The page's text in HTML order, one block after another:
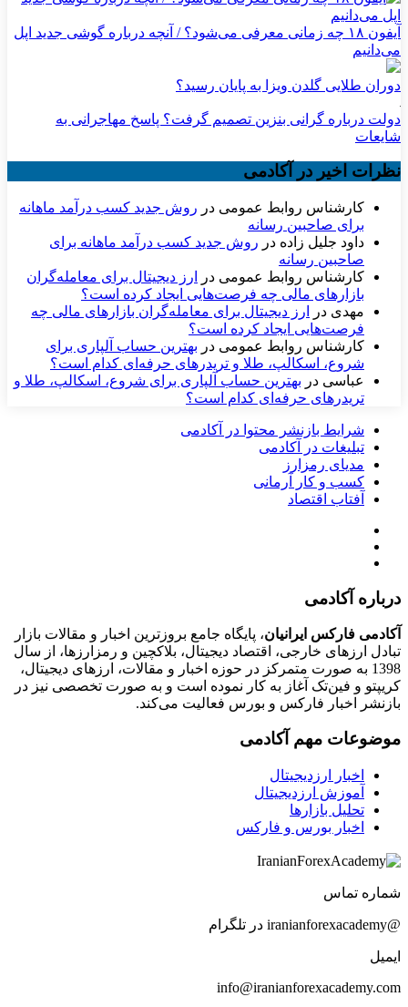
آیفون ۱۸ چه زمانی معرفی می‌شود؟ / آنچه درباره گوشی جدید اپل
می‌دانیم
دوران طلایی گلدن ویزا به پایان رسید؟
دولت درباره گرانی بنزین تصمیم گرفت؟ پاسخ مهاجرانی به
شایعات
نظرات اخیر در آکادمی
کارشناس روابط عمومی در روش جدید کسب درآمد ماهانه
برای صاحبین رسانه
داود جلیل زاده در روش جدید کسب درآمد ماهانه برای
صاحبین رسانه
کارشناس روابط عمومی در
ارز دیجیتال برای معامله‌گران
بازارهای مالی چه فرصت‌هایی ایجاد کرده است؟
مهدی در
ارز دیجیتال برای معامله‌گران بازارهای مالی چه
فرصت‌هایی ایجاد کرده است؟
کارشناس روابط عمومی در بهترین حساب آلپاری برای
شروع، اسکالپ، طلا و تریدرهای حرفه‌ای کدام است؟
عباسی در بهترین حساب آلپاری برای شروع، اسکالپ، طلا و
تریدرهای حرفه‌ای کدام است؟
شرایط بازنشر محتوا در آکادمی
تبلیغات در آکادمی
مدیای رمزارز
کسب و کار آرمانی
آفتاب اقتصاد
درباره آکادمی
آکادمی فارکس ایرانیان، پایگاه جامع بروزترین اخبار و مقالات بازار
تبادل ارزهای خارجی، اقتصاد دیجیتال، بلاکچین و رمزارزها، از سال
1398 به صورت متمرکز در حوزه اخبار و مقالات، ارزهای‌ دیجیتال،
کریپتو و فین‌تک آغاز به کار نموده است و به صورت تخصصی نیز در
بازنشر اخبار فارکس و بورس فعالیت می‌کند.
موضوعات مهم آکادمی
اخبار ارزدیجیتال
آموزش ارزدیجیتال
تحلیل بازارها
اخبار بورس و فارکس
شماره تماس
@iranianforexacademy در تلگرام
ایمیل
info@iranianforexacademy.com